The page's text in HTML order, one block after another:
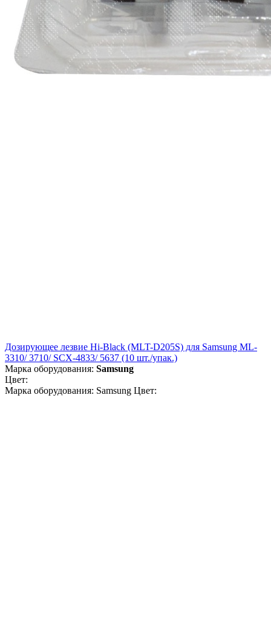
Дозирующее лезвие Hi-Black (MLT-D205S) для Samsung ML-
3310/ 3710/ SCX-4833/ 5637 (10 шт./упак.)
Марка оборудования: Samsung
Цвет:
Марка оборудования: Samsung Цвет: